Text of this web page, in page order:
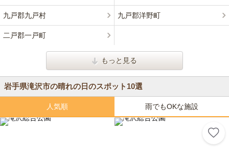
九戸郡九戸村 九戸郡洋野町
二戸郡一戸町
もっと見る
岩手県滝沢市の晴れの日のスポット10選
人気順 雨でもOKな施設